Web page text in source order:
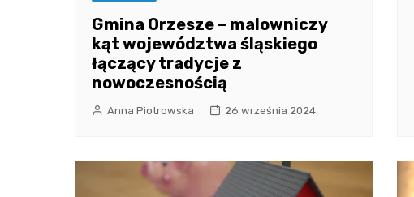
Gmina Orzesze – malowniczy
kąt województwa śląskiego
łączący tradycje z
nowoczesnością
Anna Piotrowska 26 września 2024